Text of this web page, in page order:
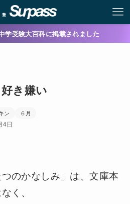
学受験大百科に掲載されました
き嫌い
ン ６月
4日
のかなしみ」は、文庫本
く、